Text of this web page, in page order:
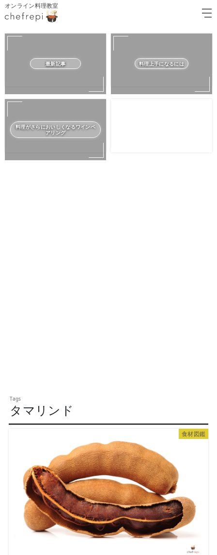
オンライン料理教室
最新記事 料理上手になるには
料理がさらにおいしくなるワインペ
アリング
タマリンド
食材図鑑